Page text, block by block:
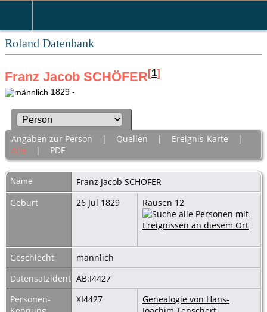
Roland Datenbank
Franz Jacob SCHÖFER[1]
1829 -
Angaben zur Person | Quellen | Ereignis-Karte |
Alle | PDF
Name Franz Jacob SCHÖFER
Geburt
26 Jul 1829 Rausen 12
Geschlecht
männlich
Datensatzidentnummer
AB:I4427
Personen-
XI4427
Genealogie von Hans-